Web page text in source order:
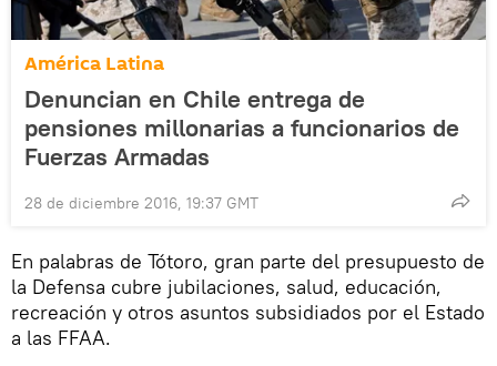
América Latina
Denuncian en Chile entrega de
pensiones millonarias a funcionarios de
Fuerzas Armadas
28 de diciembre 2016, 19:37 GMT
En palabras de Tótoro, gran parte del presupuesto de
la Defensa cubre jubilaciones, salud, educación,
recreación y otros asuntos subsidiados por el Estado
a las FFAA.